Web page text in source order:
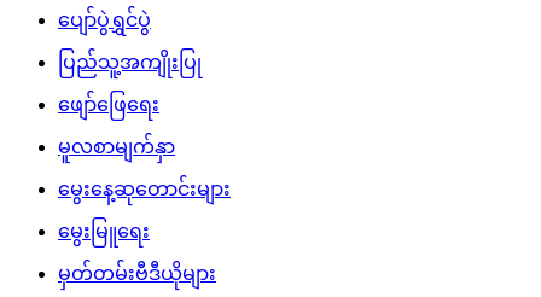
ပျော်ပွဲရွှင်ပွဲ
ပြည်သူ့အကျိုးပြု
ဖျော်ဖြေရေး
မူလစာမျက်နှာ
မွေးနေ့ဆုတောင်းများ
မွေးမြူရေး
မှတ်တမ်းဗီဒီယိုများ